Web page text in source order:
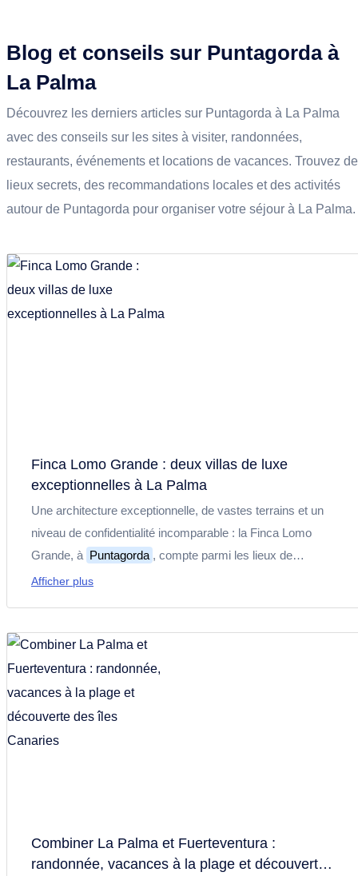
Blog et conseils sur Puntagorda à
La Palma
Découvrez les derniers articles sur Puntagorda à La Palma
avec des conseils sur les sites à visiter, randonnées,
restaurants, événements et locations de vacances. Trouvez
lieux secrets, des recommandations locales et des activités
autour de Puntagorda pour organiser votre séjour à La Palma.
Finca Lomo Grande : deux villas de luxe
exceptionnelles à La Palma
Une architecture exceptionnelle, de vastes terrains et un
niveau de confidentialité incomparable : la Finca Lomo
Grande, à Puntagorda , compte parmi les lieux de
vacances les plus exclusifs de La Palma. Découvrez deux
commun.
Afficher plus
Combiner La Palma et Fuerteventura :
randonnée, vacances à la plage et découverte